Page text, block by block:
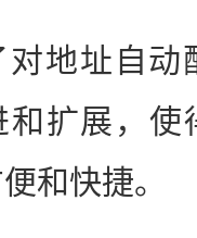
地址自动
和扩展，
和快捷。